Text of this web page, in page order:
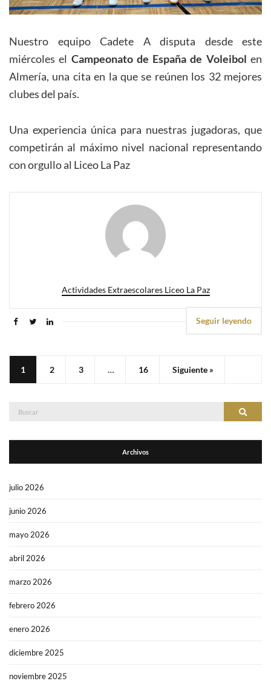
Nuestro equipo Cadete A disputa desde este
miércoles el Campeonato de España de Voleibol en
Almería, una cita en la que se reúnen los 32 mejores
clubes del país.
Una experiencia única para nuestras jugadoras, que
competirán al máximo nivel nacional representando
con orgullo al Liceo La Paz
Actividades Extraescolares Liceo La Paz
Seguir leyendo
1 2 3 … 16 Siguiente »
Buscar
Archivos
julio 2026
junio 2026
mayo 2026
abril 2026
marzo 2026
febrero 2026
enero 2026
diciembre 2025
noviembre 2025